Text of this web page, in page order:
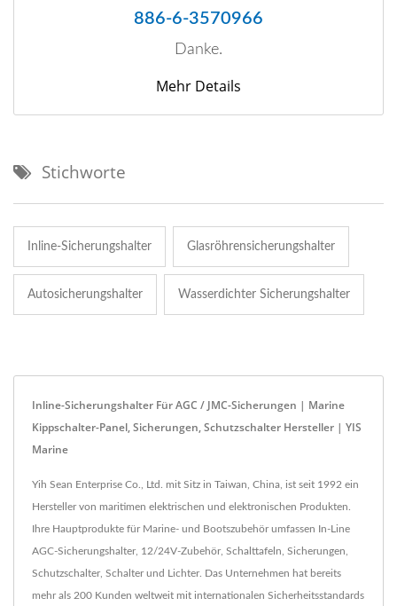
886-6-3570966
Danke.
Mehr Details
Stichworte
Inline-Sicherungshalter Glasröhrensicherungshalter
Autosicherungshalter Wasserdichter Sicherungshalter
Inline-Sicherungshalter Für AGC / JMC-Sicherungen | Marine
Kippschalter-Panel, Sicherungen, Schutzschalter Hersteller | YIS
Marine
Yih Sean Enterprise Co., Ltd. mit Sitz in Taiwan, China, ist seit 1992 ein
Hersteller von maritimen elektrischen und elektronischen Produkten.
Ihre Hauptprodukte für Marine- und Bootszubehör umfassen In-Line
AGC-Sicherungshalter, 12/24V-Zubehör, Schalttafeln, Sicherungen,
Schutzschalter, Schalter und Lichter. Das Unternehmen hat bereits
mehr als 200 Kunden weltweit mit internationalen Sicherheitsstandards